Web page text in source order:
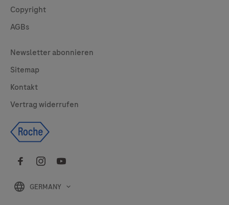
GERMANY
Copyright
AGBs
Legal
Newsletter abonnieren
Sitemap
Kontakt
Vertrag widerrufen